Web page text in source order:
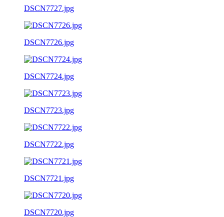
DSCN7727.jpg
DSCN7726.jpg
DSCN7724.jpg
DSCN7723.jpg
DSCN7722.jpg
DSCN7721.jpg
DSCN7720.jpg